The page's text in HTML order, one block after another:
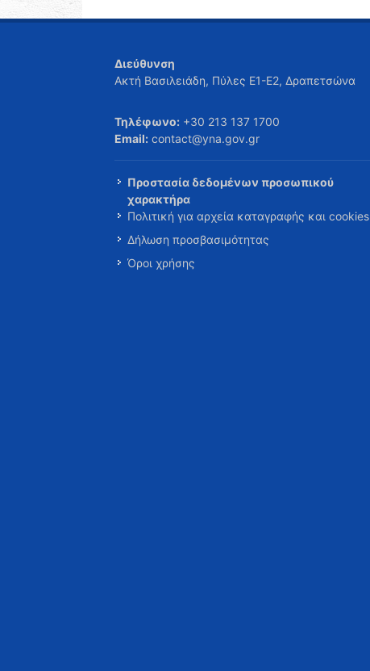
Διεύθυνση
Ακτή Βασιλειάδη, Πύλες Ε1-Ε2, Δραπετσώνα
Τηλέφωνο: +30 213 137 1700
Email: contact@yna.gov.gr
Προστασία δεδομένων προσωπικού
χαρακτήρα
Πολιτική για αρχεία καταγραφής και cookies
Δήλωση προσβασιμότητας
Όροι χρήσης